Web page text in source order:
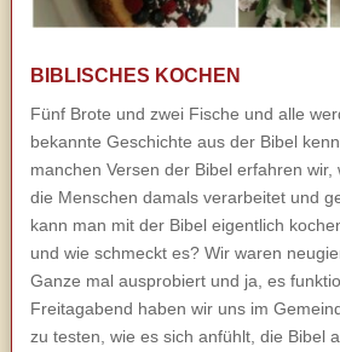
BIBLISCHES KOCHEN
Fünf Brote und zwei Fische und alle
bekannte Geschichte aus der Bibel
manchen Versen der Bibel erfahren
die Menschen damals verarbeitet und
kann man mit der Bibel eigentlich
und wie schmeckt es? Wir waren
Ganze mal ausprobiert und ja, es
Freitagabend haben wir uns im
zu testen, wie es sich anfühlt, die Bibel